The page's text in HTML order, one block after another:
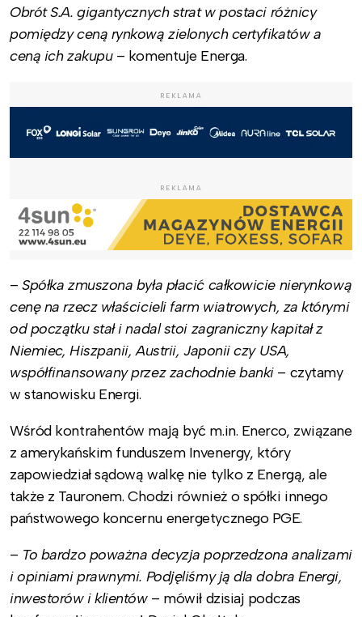
Obrót S.A. gigantycznych strat w postaci różnicy
pomiędzy ceną rynkową zielonych certyfikatów a
ceną ich zakupu– komentuje Energa.
REKLAMA
REKLAMA
–Spółka zmuszona była płacić całkowicie nierynkową
cenę na rzecz właścicieli farm wiatrowych, za którymi
od początku stał i nadal stoi zagraniczny kapitał z
Niemiec, Hiszpanii, Austrii, Japonii czy USA,
współfinansowany przez zachodnie banki – czytamy
w stanowisku Energi.
Wśród kontrahentów mają być m.in. Enerco, związane
z amerykańskim funduszem Invenergy, który
zapowiedział sądową walkę nie tylko z Energą, ale
także z Tauronem. Chodzi również o spółki innego
państwowego koncernu energetycznego PGE.
– To bardzo poważna decyzja poprzedzona analizami
i opiniami prawnymi. Podjęliśmy ją dla dobra Energi,
inwestorów i klientów – mówił dzisiaj podczas